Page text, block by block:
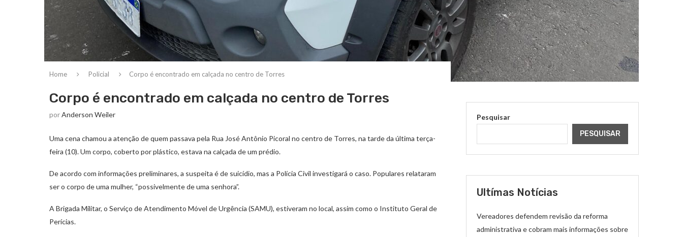
Home Policial Corpo é encontrado em calçada no centro de Torres
Corpo é encontrado em calçada no centro de Torres
porAnderson Weiler
Uma cena chamou a atenção de quem passava pela Rua José Antônio Picoral no centro de Torres, na tarde da última terça-
feira (10). Um corpo, coberto por plástico, estava na calçada de um prédio.
De acordo com informações preliminares, a suspeita é de suicídio, mas a Polícia Civil investigará o caso. Populares relataram
ser o corpo de uma mulher, “possivelmente de uma senhora”.
A Brigada Militar, o Serviço de Atendimento Móvel de Urgência (SAMU), estiveram no local, assim como o Instituto Geral de
Perícias.
Pesquisar
PESQUISAR
Ultímas Notícias
Vereadores defendem revisão da reforma
administrativa e cobram mais informações sobre